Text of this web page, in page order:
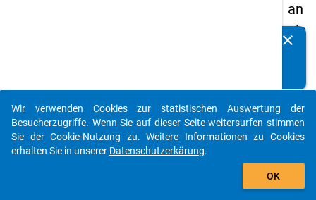
an
els
-
fün
fte
clear
auto_stories
add_shopping_cart
Wir verwenden Cookies zur statistischen Auswertung der
Besucherzugriffe. Wenn Sie auf dieser Seite weitersurfen stimmen
Sie der Cookie-Nutzung zu. Weitere Informationen zu Cookies
erhalten Sie in unserer Datenschutzerkärung.
OK